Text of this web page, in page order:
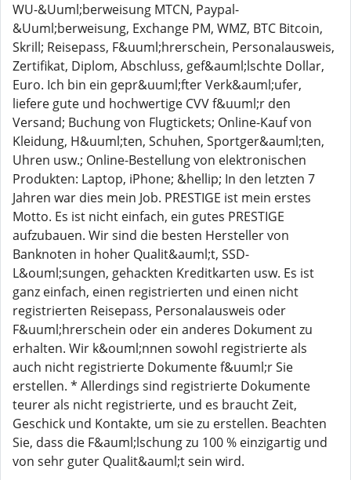
WU-&Uuml;berweisung MTCN, Paypal-
&Uuml;berweisung, Exchange PM, WMZ, BTC Bitcoin,
Skrill; Reisepass, F&uuml;hrerschein, Personalausweis,
Zertifikat, Diplom, Abschluss, gef&auml;lschte Dollar,
Euro. Ich bin ein gepr&uuml;fter Verk&auml;ufer,
liefere gute und hochwertige CVV f&uuml;r den
Versand; Buchung von Flugtickets; Online-Kauf von
Kleidung, H&uuml;ten, Schuhen, Sportger&auml;ten,
Uhren usw.; Online-Bestellung von elektronischen
Produkten: Laptop, iPhone; &hellip; In den letzten 7
Jahren war dies mein Job. PRESTIGE ist mein erstes
Motto. Es ist nicht einfach, ein gutes PRESTIGE
aufzubauen. Wir sind die besten Hersteller von
Banknoten in hoher Qualit&auml;t, SSD-
L&ouml;sungen, gehackten Kreditkarten usw. Es ist
ganz einfach, einen registrierten und einen nicht
registrierten Reisepass, Personalausweis oder
F&uuml;hrerschein oder ein anderes Dokument zu
erhalten. Wir k&ouml;nnen sowohl registrierte als
auch nicht registrierte Dokumente f&uuml;r Sie
erstellen. * Allerdings sind registrierte Dokumente
teurer als nicht registrierte, und es braucht Zeit,
Geschick und Kontakte, um sie zu erstellen. Beachten
Sie, dass die F&auml;lschung zu 100 % einzigartig und
von sehr guter Qualit&auml;t sein wird.